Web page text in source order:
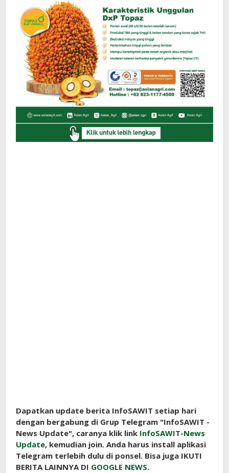
Dapatkan update berita InfoSAWIT setiap hari
dengan bergabung di Grup Telegram "InfoSAWIT -
News Update", caranya klik link InfoSAWIT-News
Update, kemudian join. Anda harus install aplikasi
Telegram terlebih dulu di ponsel. Bisa juga IKUTI
BERITA LAINNYA DI GOOGLE NEWS.